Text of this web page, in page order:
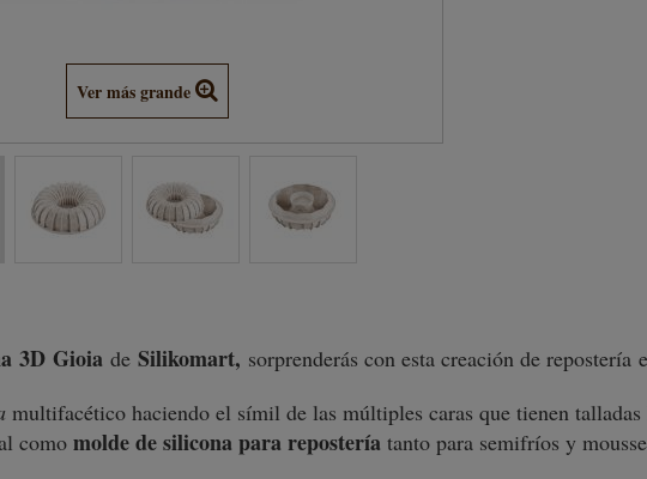
Ver más grande
3D Gioia de Silikomart, sorprenderás con esta creación de repostería
multifacético haciendo el símil de las múltiples caras que tienen
como molde de silicona para repostería tanto para semifríos y